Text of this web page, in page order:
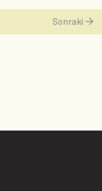
Sonraki